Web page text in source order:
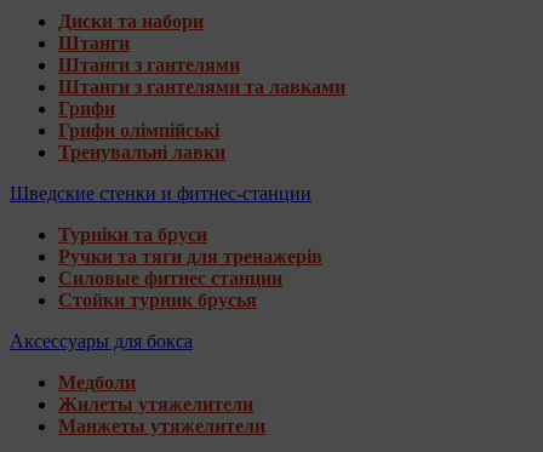
Диски та набори
Штанги
Штанги з гантелями
Штанги з гантелями та лавками
Грифи
Грифи олімпійські
Тренувальні лавки
Шведские стенки и фитнес-станции
Турніки та бруси
Ручки та тяги для тренажерів
Силовые фитнес станции
Стойки турник брусья
Аксессуары для бокса
Медболи
Жилеты утяжелители
Манжеты утяжелители